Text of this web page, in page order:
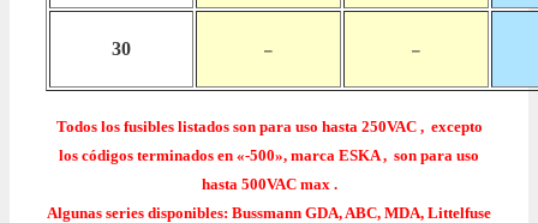
30 – –
Todos los fusibles listados son para uso hasta 250VAC , excepto
los códigos terminados en «-500», marca ESKA , son para uso
hasta 500VAC max .
Algunas series disponibles: Bussmann GDA, ABC, MDA, Littelfuse